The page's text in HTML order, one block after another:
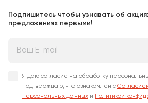
Подпишитесь чтобы узнавать об
предложениях первыми!
Я даю согласие на обработку
подтверждаю, что ознакомлен с
персональных данных и Политикой